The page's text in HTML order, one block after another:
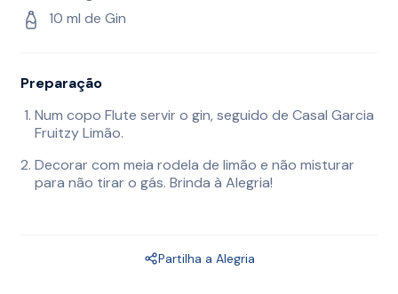
10 ml de Gin
Preparação
Num copo Flute servir o gin, seguido de Casal Garcia
Fruitzy Limão.
Decorar com meia rodela de limão e não misturar
para não tirar o gás. Brinda à Alegria!
Partilha a Alegria